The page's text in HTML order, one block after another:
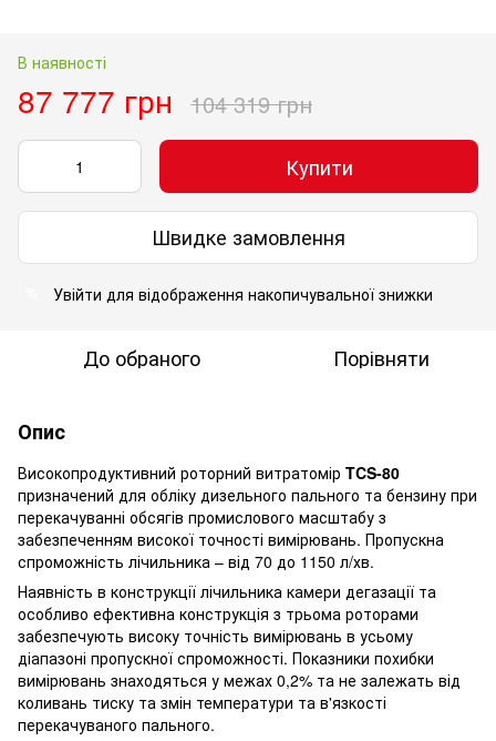
В наявності
87 777 грн 104 319 грн
Купити
Швидке замовлення
Увійти для відображення накопичувальної знижки
До обраного Порівняти
Опис
Високопродуктивний роторний витратомір TCS-80
призначений для обліку дизельного пального та бензину при
перекачуванні обсягів промислового масштабу з
забезпеченням високої точності вимірювань. Пропускна
спроможність лічильника – від 70 до 1150 л/хв.
Наявність в конструкції лічильника камери дегазації та
особливо ефективна конструкція з трьома роторами
забезпечують високу точність вимірювань в усьому
діапазоні пропускної спроможності. Показники похибки
вимірювань знаходяться у межах 0,2% та не залежать від
коливань тиску та змін температури та в'язкості
перекачуваного пального.